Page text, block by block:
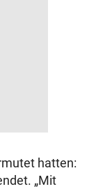
hatten:
„Mit